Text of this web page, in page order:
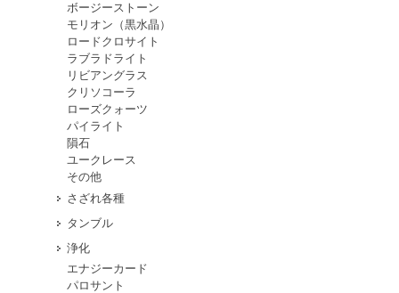
ボージーストーン
モリオン（黒水晶）
ロードクロサイト
ラブラドライト
リビアングラス
クリソコーラ
ローズクォーツ
パイライト
隕石
ユークレース
その他
さざれ各種
タンブル
浄化
エナジーカード
パロサント